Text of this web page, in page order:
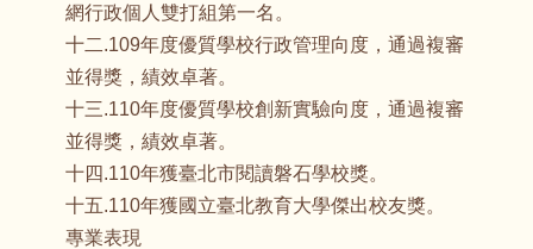
網行政個人雙打組第一名。
十二.109年度優質學校行政管理向度，通過複審
並得獎，績效卓著。
十三.110年度優質學校創新實驗向度，通過複審
並得獎，績效卓著。
十四.110年獲臺北市閱讀磐石學校獎。
十五.110年獲國立臺北教育大學傑出校友獎。
專業表現